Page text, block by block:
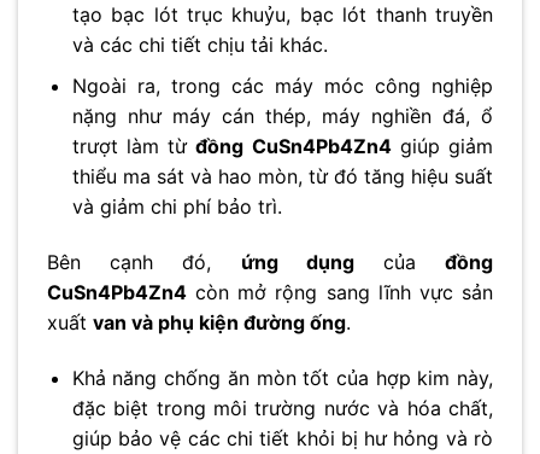
tạo bạc lót trục khuỷu, bạc lót thanh truyền
và các chi tiết chịu tải khác.
Ngoài ra, trong các máy móc công nghiệp
nặng như máy cán thép, máy nghiền đá, ổ
trượt làm từđồng CuSn4Pb4Zn4giúp giảm
thiểu ma sát và hao mòn, từ đó tăng hiệu suất
và giảm chi phí bảo trì.
Bên cạnh đó, ứng dụngcủađồng
CuSn4Pb4Zn4 còn mở rộng sang lĩnh vực sản
xuất van và phụ kiện đường ống.
Khả năng chống ăn mòn tốt của hợp kim này,
đặc biệt trong môi trường nước và hóa chất,
giúp bảo vệ các chi tiết khỏi bị hư hỏng và rò